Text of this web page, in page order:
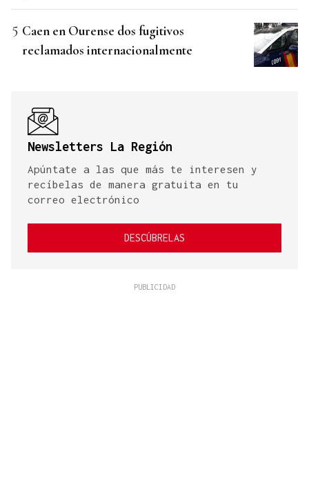
Caen en Ourense dos fugitivos
reclamados internacionalmente
Newsletters La Región
Apúntate a las que más te interesen y
recíbelas de manera gratuita en tu
correo electrónico
DESCÚBRELAS